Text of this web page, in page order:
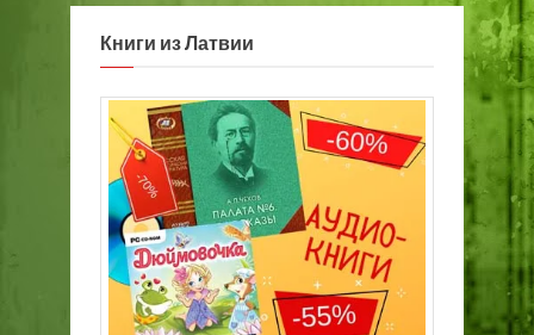
Книги из Латвии